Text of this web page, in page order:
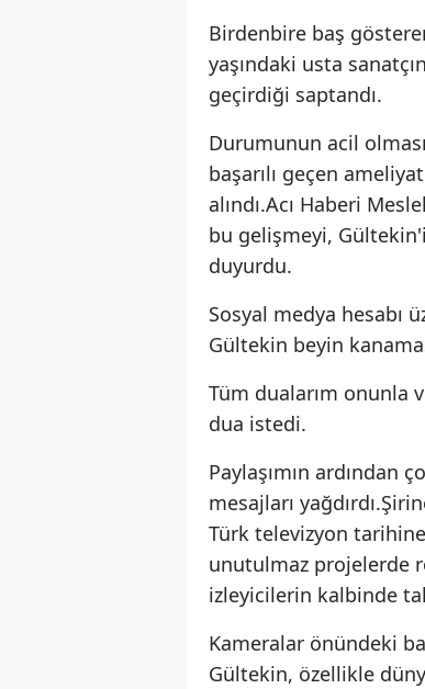
Birdenbire baş
yaşındaki usta
geçirdiği saptandı.
Durumunun acil
başarılı geçen
alındı.Acı Haberi
bu gelişmeyi,
duyurdu.
Sosyal medya hesabı
Gültekin beyin
Tüm dualarım onunla
dua istedi.
Paylaşımın ardından
mesajları
Türk televizyon
unutulmaz projelerde
izleyicilerin kalbinde
Kameralar önündeki
Gültekin, özellikle